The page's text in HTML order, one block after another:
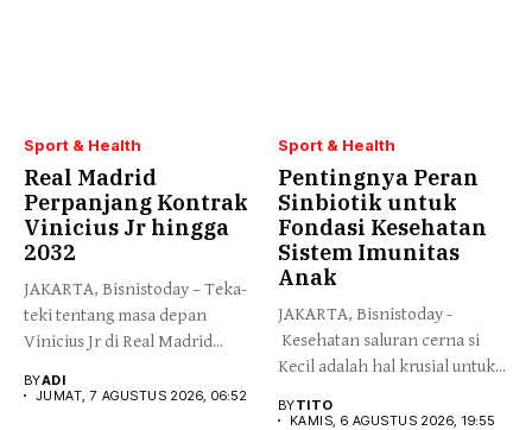
Sport & Health
Real Madrid
Perpanjang Kontrak
Vinicius Jr hingga
2032
JAKARTA, Bisnistoday – Teka-
teki tentang masa depan
Vinicius Jr di Real Madrid...
BYADI
JUMAT, 7 AGUSTUS 2026, 06:52
Sport & Health
Pentingnya Peran
Sinbiotik untuk
Fondasi Kesehatan
Sistem Imunitas
Anak
JAKARTA, Bisnistoday -
Kesehatan saluran cerna si
Kecil adalah hal krusial untuk...
BYTITO
KAMIS, 6 AGUSTUS 2026, 19:55